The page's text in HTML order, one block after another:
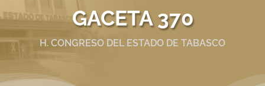
GACETA 370
H. CONGRESO DEL ESTADO DE TABASCO